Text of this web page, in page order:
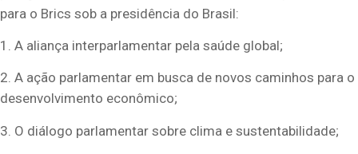
para o Brics sob a presidência do Brasil:
1. A aliança interparlamentar pela saúde global;
2. A ação parlamentar em busca de novos caminhos para o
desenvolvimento econômico;
3. O diálogo parlamentar sobre clima e sustentabilidade;